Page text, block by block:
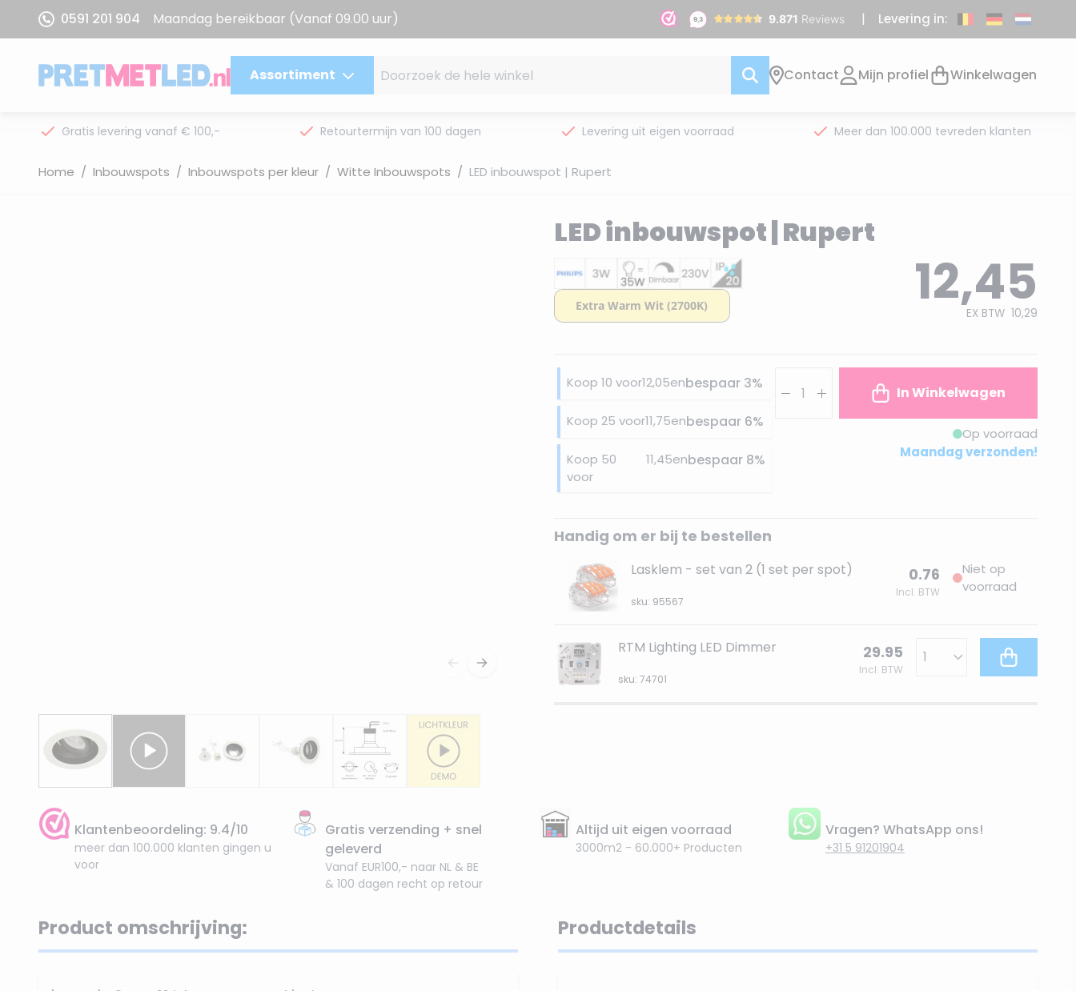
Ga naar de inhoud
0591 201 904 Maandag bereikbaar (Vanaf 09.00 uur) Levering in:
Assortiment Contact Mijn profiel Winkelwagen
Gratis levering vanaf € 100,- Retourtermijn van 100 dagen Levering uit eigen voorraad Meer dan 100.000 tevreden klanten
Home / Inbouwspots / Inbouwspots per kleur / Witte Inbouwspots / LED inbouwspot | Rupert
LED inbouwspot | Rupert
12,45
EX BTW 10,29
Koop 10 voor12,05enbespaar 3%
Koop 25 voor11,75enbespaar 6%
Koop 50
voor
11,45enbespaar8%
In Winkelwagen
Op voorraad
Maandag verzonden!
Handig om er bij te bestellen
Lasklem - set van 2 (1 set per spot)
sku: 95567
0.76
Incl. BTW
Niet op
voorraad
RTM Lighting LED Dimmer
sku: 74701
29.95
Incl. BTW
Klantenbeoordeling: 9.4/10
meer dan 100.000 klanten gingen u
voor
Gratis verzending + snel
geleverd
Vanaf EUR100,- naar NL & BE
& 100 dagen recht op retour
Altijd uit eigen voorraad
3000m2 - 60.000+ Producten
Vragen? WhatsApp ons!
+31 5 91201904
Product omschrijving: Productdetails